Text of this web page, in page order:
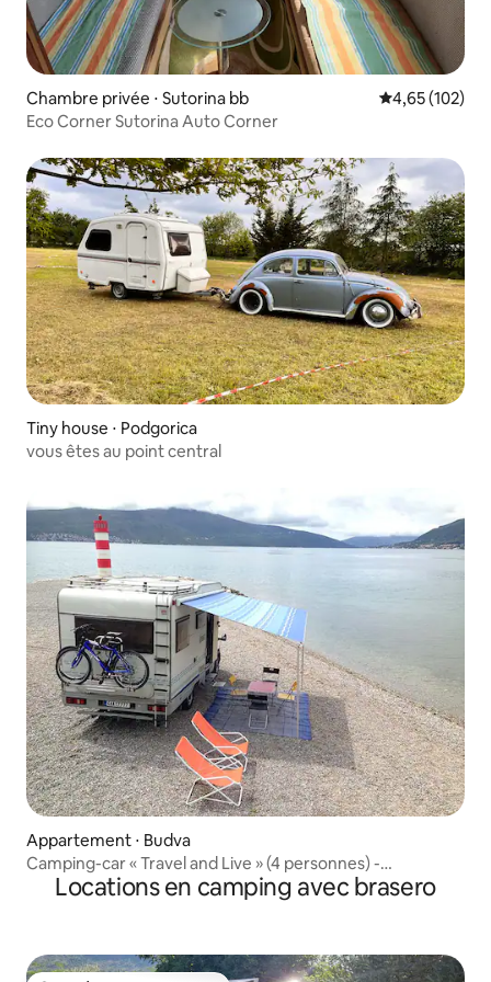
Chambre privée ⋅ Sutorina bb Évaluation
4,65 (102)
Eco Corner Sutorina Auto Corner
Tiny house ⋅ Podgorica
vous êtes au point central
Appartement ⋅ Budva
Camping-car « Travel and Live » (4 personnes) -
115 euros/jour
Locations en camping avec brasero